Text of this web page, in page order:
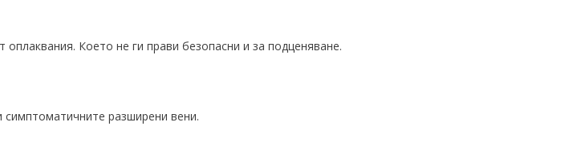
Което не ги прави безопасни и за подценяване.
разширени вени.